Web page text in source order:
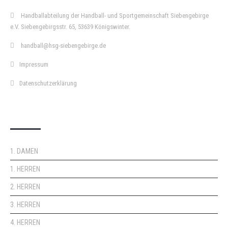
Handballabteilung der Handball- und Sportgemeinschaft Siebengebirge
e.V. Siebengebirgsstr. 65, 53639 Königswinter.
handball@hsg-siebengebirge.de
Impressum
Datenschutzerklärung
1. DAMEN
1. HERREN
2. HERREN
3. HERREN
4. HERREN